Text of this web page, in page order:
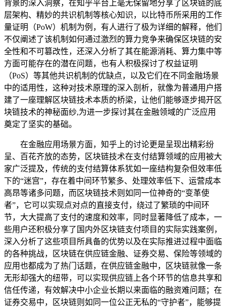
背景的深入洞察，在知乎平台上毫无保留地分享了区块链的底
层架构、精妙的共识机制等核心知识，以比特币所采用的工作
量证明（PoW）机制为例，有人进行了极为详细的解释，他们
不仅阐述了该机制如何通过激烈的算力竞争来确保区块链的安
全性和不可篡改性，还深入分析了其在能源消耗、算力集中等
方面可能存在的潜在问题，也有人积极探讨了权益证明
（PoS）等其他共识机制的优缺点，以及它们在不同金融场景
中的适用性，这种对技术原理的深入剖析，就像为普通用户搭
建了一座理解区块链技术本质的桥梁，让他们能够逐步揭开区
块链技术的神秘面纱,为进一步探讨其在金融领域的广泛应用
奠定了坚实的基础。
在金融应用场景方面，知乎上的讨论更是呈现出精彩纷
呈、百花齐放的态势，区块链技术在支付结算领域的应用被大
家广泛提及，传统的支付结算体系犹如一座结构复杂但效率低
下的“迷宫”，存在着中间环节繁多、处理效率低下、运营成本
高昂等诸多问题，而区块链技术则如同一位神奇的“变革使
者”，它可以实现点对点的直接支付，绕过了繁琐的中间环
节，大大提高了支付的速度和效率，同时显著降低了成本，一
些用户还积极分享了国内外区块链支付项目的实际实践案例，
深入分析了这些项目所具备的优势以及在实际推进过程中面临
的各种挑战，区块链在供应链金融、证券交易、保险等领域的
应用也都成为了热门话题，在供应链金融中，区块链就像一条
无形却强大的纽带，可以实现供应链上各个环节的信息共享和
信任传递，有效解决中小企业长期以来面临的融资难问题；在
证券交易中，区块链则如同一位公正无私的“守护者”，能够提